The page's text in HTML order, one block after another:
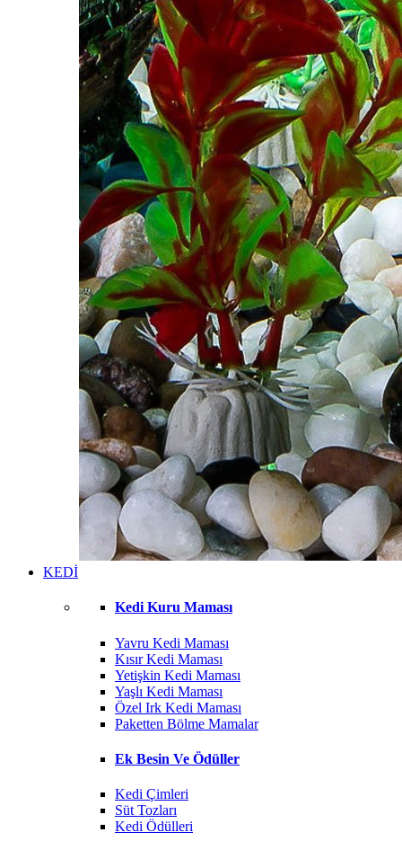
KEDİ
Kedi Kuru Maması
Yavru Kedi Maması
Kısır Kedi Maması
Yetişkin Kedi Maması
Yaşlı Kedi Maması
Özel Irk Kedi Maması
Paketten Bölme Mamalar
Ek Besin Ve Ödüller
Kedi Çimleri
Süt Tozları
Kedi Ödülleri